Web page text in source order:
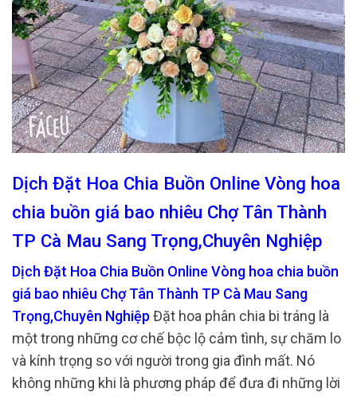
Dịch Đặt Hoa Chia Buồn Online Vòng hoa
chia buồn giá bao nhiêu Chợ Tân Thành
TP Cà Mau Sang Trọng,Chuyên Nghiệp
Dịch Đặt Hoa Chia Buồn Online Vòng hoa chia buồn
giá bao nhiêu Chợ Tân Thành TP Cà Mau Sang
Trọng,Chuyên Nghiệp Đặt hoa phân chia bi tráng là
một trong những cơ chế bộc lộ cảm tình, sự chăm lo
và kính trọng so với người trong gia đình mất. Nó
không những khi là phương pháp để đưa đi những lời